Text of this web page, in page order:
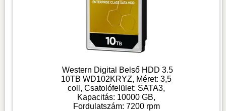
Western Digital Belső HDD 3.5
10TB WD102KRYZ, Méret: 3,5
coll, Csatolófelület: SATA3,
Kapacitás: 10000 GB,
Fordulatszám: 7200 rpm